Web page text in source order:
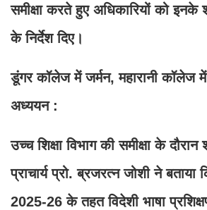
समीक्षा करते हुए अधिकारियों को इनके
के निर्देश दिए।
डूंगर कॉलेज में जर्मन, महारानी कॉलेज
अध्ययन :
उच्च शिक्षा विभाग की समीक्षा के
प्राचार्य प्रो. ब्रजरत्न जोशी ने बताया
2025-26 के तहत विदेशी भाषा